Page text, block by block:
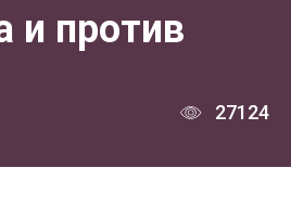
и против
27124